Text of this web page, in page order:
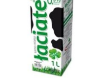
ŻYCZEŃ